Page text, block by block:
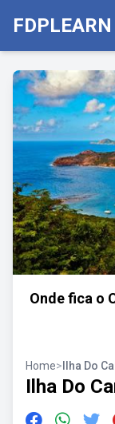
FDPLEARN
Onde fica o
Home> Ilha Do
Ilha Do